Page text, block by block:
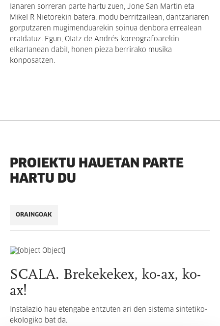
lanaren sorreran parte hartu zuen, Jone San Martin eta
Mikel R Nietorekin batera, modu berritzailean, dantzariaren
gorputzaren mugimenduarekin soinua denbora errealean
eraldatuz. Egun, Olatz de Andrés koreografoarekin
elkarlanean dabil, honen pieza berrirako musika
konposatzen.
PROIEKTU HAUETAN PARTE
HARTU DU
ORAINGOAK
SCALA. Brekekekex, ko-ax, ko-
ax!
Instalazio hau etengabe entzuten ari den sistema sintetiko-
ekologiko bat da.